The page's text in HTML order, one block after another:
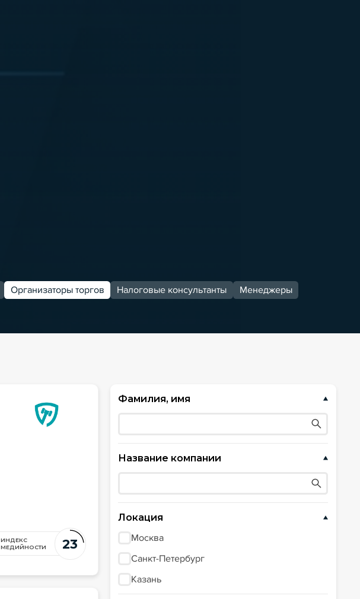
Организаторы торгов Налоговые консультанты
Менеджеры
ИНДЕКС
МЕДИЙНОСТИ
23
Фамилия, имя
Название компании
Локация
Москва
Санкт-Петербург
Казань